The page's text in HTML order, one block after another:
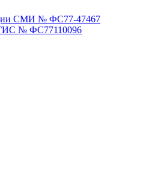
СМИ № ФС77-47467
№ ФС77110096